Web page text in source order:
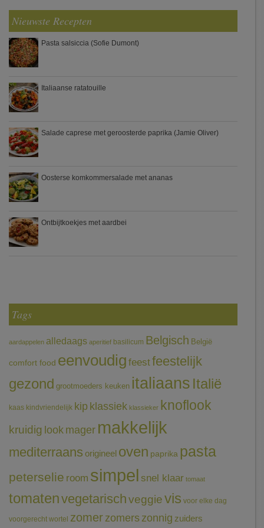
Nieuwste Recepten
Pasta salsiccia (Sofie Dumont)
Italiaanse ratatouille
Salade caprese met geroosterde paprika (Jamie Oliver)
Oosterse komkommersalade met ananas
Ontbijtkoekjes met aardbei
Tags
aardappelen alledaags aperitief basilicum Belgisch België
comfort food eenvoudig feestfeestelijk
gezond grootmoeders keuken italiaans Italië
kaas kindvriendelijk kip klassiek klassieker knoflook
kruidig look mager makkelijk
mediterraans origineel oven paprika pasta
peterselie room simpel snel klaar tomaat
tomatenvegetarischveggievis voor elke dag
voorgerecht wortel zomerzomerszonnig zuiders